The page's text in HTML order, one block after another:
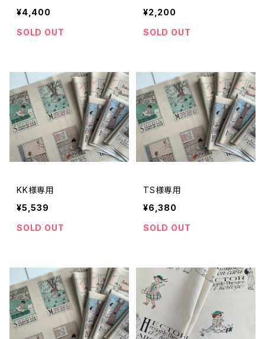
¥4,400
SOLD OUT
¥2,200
SOLD OUT
KK様専用
¥5,539
SOLD OUT
TS様専用
¥6,380
SOLD OUT